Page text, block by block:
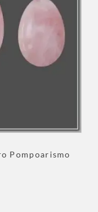
Pompoarismo